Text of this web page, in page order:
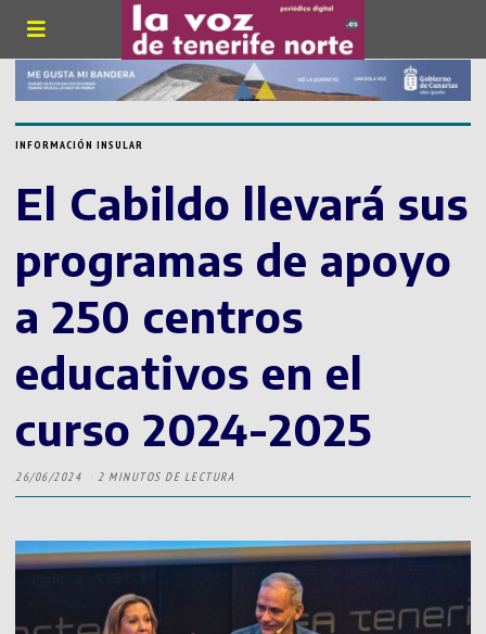
INFORMACIÓN INSULAR
El Cabildo llevará sus
programas de apoyo
a 250 centros
educativos en el
curso 2024-2025
26/06/2024 2 MINUTOS DE LECTURA